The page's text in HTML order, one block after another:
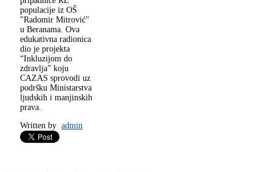
populacije iz OŠ
"Radomir Mitrović"
u Beranama. Ova
edukativna radionica
dio je projekta
“Inkluzijom do
zdravlja” koju
CAZAS sprovodi uz
podršku Ministarstva
ljudskih i manjinskih
prava.
Written by admin